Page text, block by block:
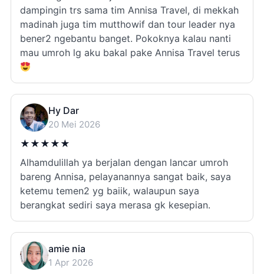
dampingin trs sama tim Annisa Travel, di mekkah
madinah juga tim mutthowif dan tour leader nya
bener2 ngebantu banget. Pokoknya kalau nanti
mau umroh lg aku bakal pake Annisa Travel terus
Hy Dar
20 Mei 2026
★ ★ ★ ★ ★
Alhamdulillah ya berjalan dengan lancar umroh
bareng Annisa, pelayanannya sangat baik, saya
ketemu temen2 yg baiik, walaupun saya
berangkat sediri saya merasa gk kesepian.
amie nia
1 Apr 2026